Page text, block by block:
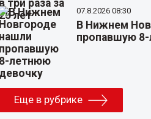
07.8.2026 08:30
В Нижнем
пропавшую
Еще в рубрике